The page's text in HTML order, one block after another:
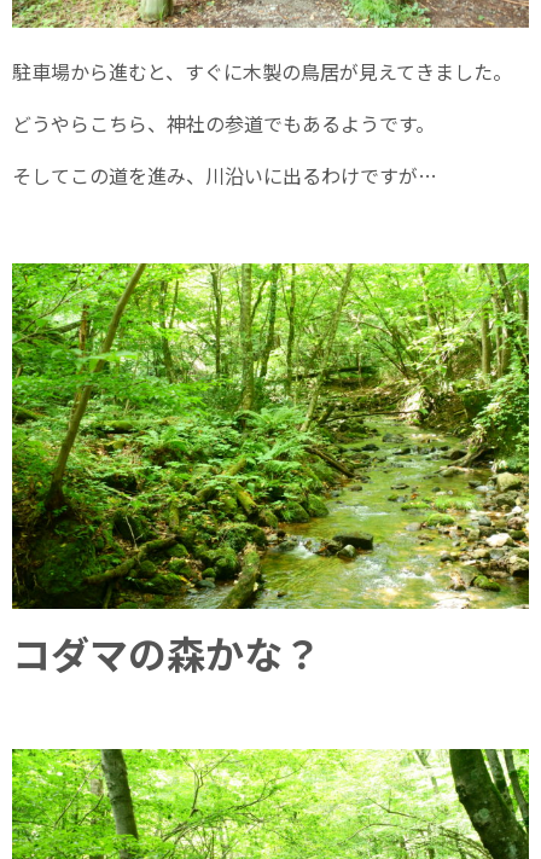
駐車場から進むと、すぐに木製の鳥居が見えてきました。
どうやらこちら、神社の参道でもあるようです。
そしてこの道を進み、川沿いに出るわけですが…
コダマの森かな？